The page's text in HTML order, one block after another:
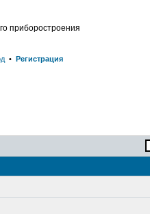
приборостроения
• Регистрация